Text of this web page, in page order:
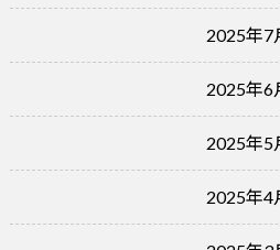
2025年7
2025年6
2025年5
2025年4